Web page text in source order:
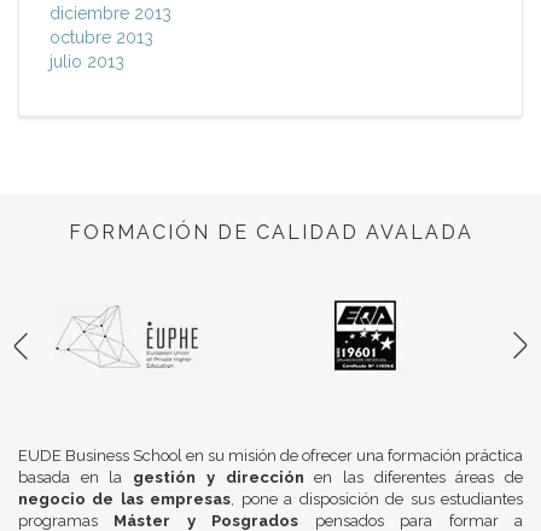
diciembre 2013
octubre 2013
julio 2013
FORMACIÓN DE CALIDAD AVALADA
EUDE Business School en su misión de ofrecer una formación práctica
basada en la gestión y dirección en las diferentes áreas de
negocio de las empresas, pone a disposición de sus estudiantes
programas Máster y Posgrados pensados para formar a